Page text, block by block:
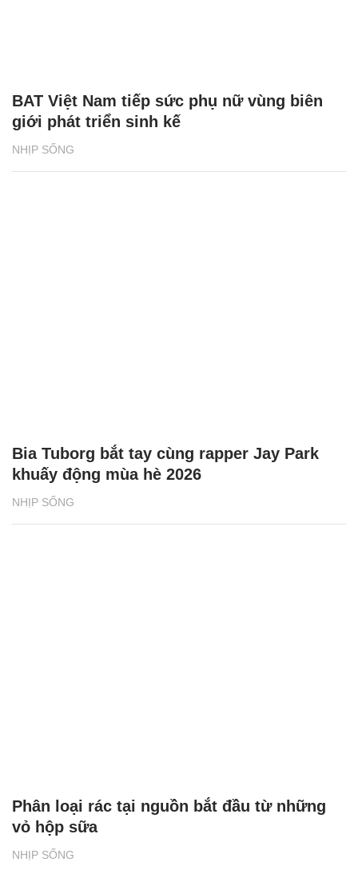
NHỊP SỐNG
BAT Việt Nam tiếp sức phụ nữ vùng biên
giới phát triển sinh kế
NHỊP SỐNG
Bia Tuborg bắt tay cùng rapper Jay Park
khuấy động mùa hè 2026
NHỊP SỐNG
Phân loại rác tại nguồn bắt đầu từ những
vỏ hộp sữa